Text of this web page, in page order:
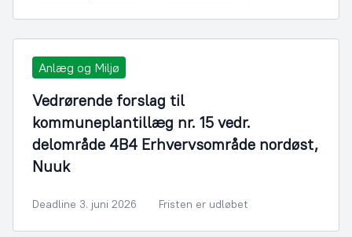
Anlæg og Miljø
Vedrørende forslag til
kommuneplantillæg nr. 15 vedr.
delområde 4B4 Erhvervsområde nordøst,
Nuuk
Deadline 3. juni 2026 Fristen er udløbet